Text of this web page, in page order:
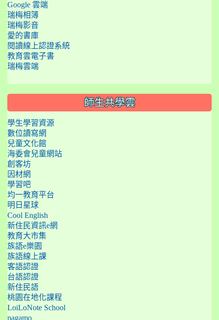
Google 雲端
瑞梅相簿
瑞梅影音
愛的書庫
閱讀線上認證系統
教育雲電子書
瑞梅雲端
師生共學雲
學生學習資源
數位讀寫網
兒童文化館
海委會兒童網站
創客坊
因材網
學習吧
均一教育平台
明日星球
Cool English
新住民資訊e網
教育大市集
族語e樂園
族語線上課
客語認證
台語認證
新住民語
桃園在地化課程
LoiLoNote School
pagamo